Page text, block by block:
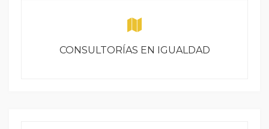
CONSULTORÍAS EN IGUALDAD